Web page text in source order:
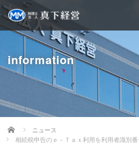
information
Home
ニュース
相続税申告のｅ－Ｔａｘ利用を利用者識別